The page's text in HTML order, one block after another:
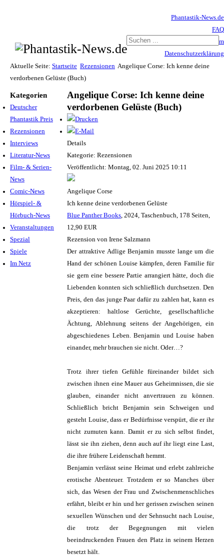
Phantastik-News.de
FAQ
Impressum
Datenschutzerklärung
Haftungsausschluss
Aktuelle Seite: Startseite Rezensionen Angelique Corse: Ich kenne deine
verdorbenen Gelüste (Buch)
Kategorien
Deutscher
Phantastik Preis
Rezensionen
Interviews
Literatur-News
Film- & Serien-
News
Comic-News
Hörspiel- &
Hörbuch-News
Veranstaltungen
Spezial
Spiele
Im Netz
Angelique Corse: Ich kenne deine
verdorbenen Gelüste (Buch)
Details
Kategorie: Rezensionen
Veröffentlicht: Montag, 02. Juni 2025 10:11
Angelique Corse
Ich kenne deine verdorbenen Gelüste
Blue Panther Books , 2024, Taschenbuch, 178 Seiten,
12,90 EUR
Rezension von Irene Salzmann
Der attraktive Adlige Benjamin musste lange um die
Hand der schönen Louise kämpfen, deren Familie für
sie gern eine bessere Partie arrangiert hätte, doch die
Liebenden konnten sich schließlich durchsetzen. Den
Preis, den das junge Paar dafür zu zahlen hat, kann es
akzeptieren: haltlose Gerüchte, gesellschaftliche
Ächtung, Ablehnung seitens der Angehörigen, ein
abgeschiedenes Leben. Benjamin und Louise haben
einander, mehr brauchen sie nicht. Oder…?
Trotz ihrer tiefen Gefühle füreinander bildet sich
zwischen ihnen eine Mauer aus Geheimnissen, die sie
glauben, einander nicht anvertrauen zu können.
Schließlich bricht Benjamin sein Schweigen und
gesteht Louise, dass er Bedürfnisse verspürt, die er ihr
nicht zumuten kann. Damit er zu sich selbst findet,
lässt sie ihn ziehen, denn auch auf ihr liegt eine Last,
die ihre frühere Leidenschaft hemmt.
Benjamin verlässt seine Heimat und erlebt zahlreiche
erotische Abenteuer. Trotzdem er so Manches über
sich, das Wesen der Frau und Zwischenmenschliches
erfährt, bleibt er hin und her gerissen zwischen seinen
sexuellen Wünschen und der Sehnsucht nach Louise,
die trotz der Begegnungen mit vielen
beeindruckenden Frauen den Platz in seinem Herzen
besetzt hält.